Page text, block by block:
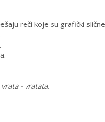
reči koje su grafički
vrata - vratata.